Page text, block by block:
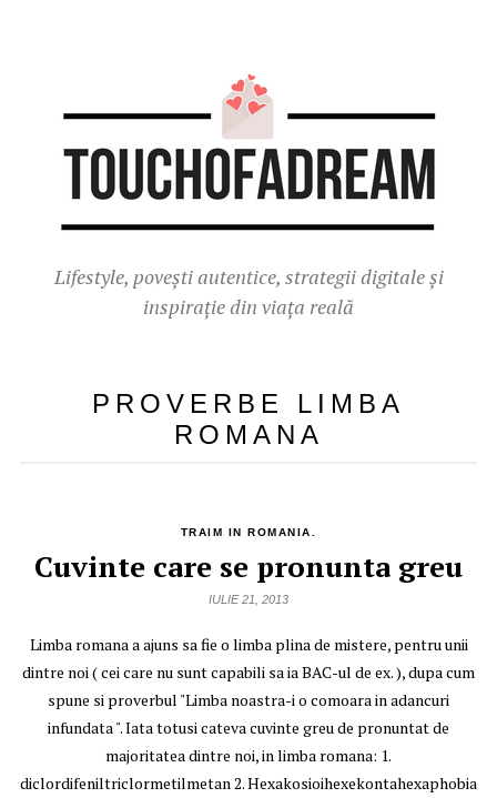
Lifestyle, povești autentice, strategii digitale și
inspirație din viața reală
PROVERBE LIMBA
ROMANA
TRAIM IN ROMANIA.
Cuvinte care se pronunta greu
IULIE 21, 2013
Limba romana a ajuns sa fie o limba plina de mistere, pentru unii
dintre noi ( cei care nu sunt capabili sa ia BAC-ul de ex. ), dupa cum
spune si proverbul "Limba noastra-i o comoara in adancuri
infundata ". Iata totusi cateva cuvinte greu de pronuntat de
majoritatea dintre noi, in limba romana: 1.
diclordifeniltriclormetilmetan 2. Hexakosioihexekontahexaphobia